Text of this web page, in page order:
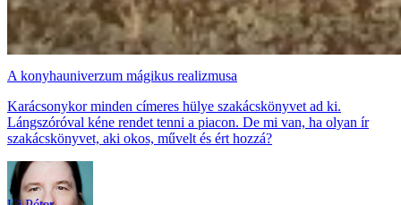
A konyhauniverzum mágikus realizmusa
Karácsonykor minden címeres hülye szakácskönyvet ad ki.
Lángszóróval kéne rendet tenni a piacon. De mi van, ha olyan ír
szakácskönyvet, aki okos, művelt és ért hozzá?